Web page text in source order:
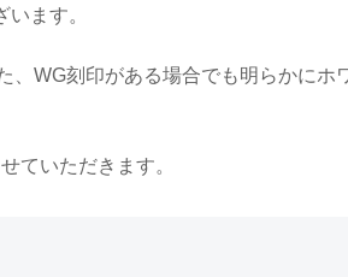
ます。
WG刻印がある場合でも明らかにホ
ていただきます。